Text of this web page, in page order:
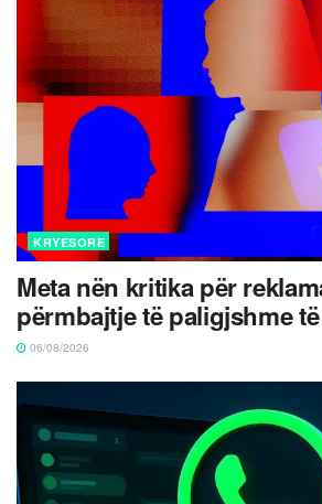
KRYESORE
Meta nën kritika për
përmbajtje të paligjshme
06/08/2026